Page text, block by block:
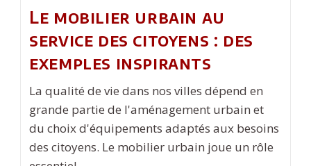
Le mobilier urbain au
service des citoyens : des
exemples inspirants
La qualité de vie dans nos villes dépend en
grande partie de l'aménagement urbain et
du choix d'équipements adaptés aux besoins
des citoyens. Le mobilier urbain joue un rôle